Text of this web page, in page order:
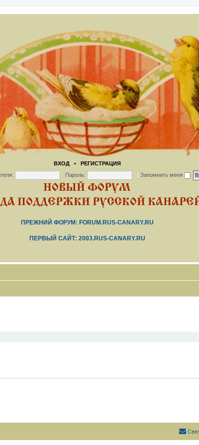
ВХОД• РЕГИСТРАЦИЯ
Пароль: | Запомнить меня
НОВЫЙ ФОРУМ
ПОДДЕРЖКИ РУССКОЙ
ПРЕЖНИЙ ФОРУМ: FORUM.RUS-CANARY.RU
ПЕРВЫЙ САЙТ: 2003.RUS-CANARY.RU